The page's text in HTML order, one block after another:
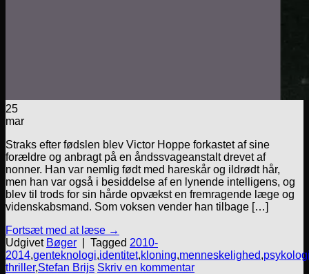
25
mar
Straks efter fødslen blev Victor Hoppe forkastet af sine
forældre og anbragt på en åndssvageanstalt drevet af
nonner. Han var nemlig født med hareskår og ildrødt hår,
men han var også i besiddelse af en lynende intelligens, og
blev til trods for sin hårde opvækst en fremragende læge og
videnskabsmand. Som voksen vender han tilbage […]
Fortsæt med at læse →
Udgivet Bøger Tagged 2010-
2014,genteknologi,identitet,kloning,menneskelighed,
thriller,Stefan Brijs Skriv en kommentar